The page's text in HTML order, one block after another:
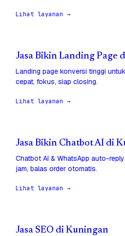
Lihat layanan →
Jasa Bikin Landing Page
Landing page konversi tinggi
cepat, fokus, siap closing.
Lihat layanan →
Jasa Bikin Chatbot AI di
Chatbot AI & WhatsApp auto-
jam, balas order otomatis.
Lihat layanan →
Jasa SEO di Kuningan